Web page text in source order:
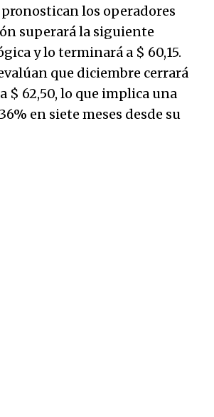
los operadores
superará la siguiente
y lo terminará a $ 60,15.
que diciembre cerrará
$ 62,50, lo que implica una
en siete meses desde su